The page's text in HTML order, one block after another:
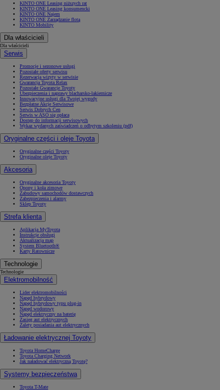
KINTO ONE Leasing niższych rat
KINTO ONE Leasing konsumencki
KINTO ONE Najem
KINTO ONE Zarządzanie flotą
KINTO Mobility
Dla właścicieli
Dla właścicieli
Serwis
Promocje i sezonowe usługi
Pozostałe oferty serwisu
Rezerwacja wizyty w serwisie
Gwarancja Toyota Relax
Pozostałe Gwarancje Toyoty
Ubezpieczenia i naprawy blacharsko-lakiernicze
Innowacyjne usługi dla Twojej wygody
Bezpłatne Akcje Serwisowe
Serwis Dobrych Cen
Serwis w ASO się opłaca
Dostęp do informacji serwisowych
Wykaz wydanych zaświadczeń o odbytym szkoleniu (pdf)
Oryginalne części i oleje Toyota
Oryginalne części Toyoty
Oryginalne oleje Toyoty
Akcesoria
Oryginalne akcesoria Toyoty
Opony i koła zimowe
Zabudowy samochodów dostawczych
Zabezpieczenia i alarmy
Sklep Toyoty
Strefa klienta
Aplikacja MyToyota
Instrukcje obsługi
Aktualizacja map
System Bluetooth®
Karty Ratownicze
Technologie
Technologie
Elektromobilność
Lider elektromobilności
Napęd hybrydowy
Napęd hybrydowy typu plug-in
Napęd wodorowy
Napęd elektryczny na baterię
Zasięg aut elektrycznych
Zalety posiadania aut elektrycznych
Ładowanie elektrycznej Toyoty
Toyota HomeCharge
Toyota Charging Network
Jak naładować elektryczną Toyotę?
Systemy bezpieczeństwa
Toyota T-Mate